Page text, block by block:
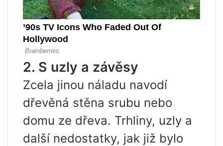
2. S uzly a závěsy
Zcela jinou náladu navodí
dřevěná stěna srubu nebo
domu ze dřeva. Trhliny, uzly a
další nedostatky, jak již bylo